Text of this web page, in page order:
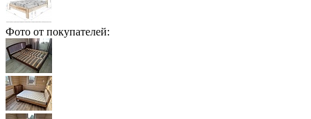
Фото от покупателей: